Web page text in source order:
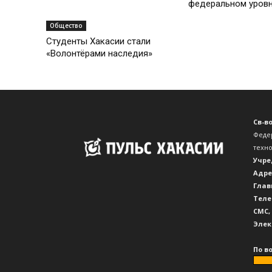
федеральном
Общество
Студенты Хакасии стали
«Волонтёрами наследия»
Св-
По